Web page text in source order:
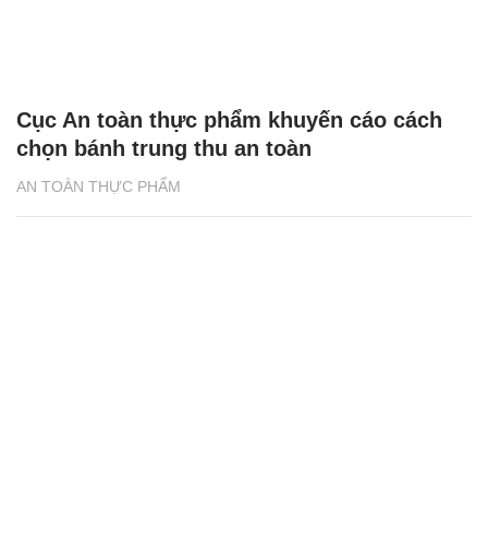
AN TOÀN THỰC PHẨM
Cục An toàn thực phẩm khuyến cáo cách
chọn bánh trung thu an toàn